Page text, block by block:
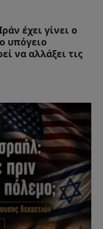
έχει γίνει ο
υπόγειο
να αλλάξει τις